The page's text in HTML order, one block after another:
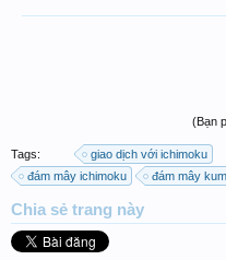
(Bạn
Tags: giao dịch với ichimoku
đám mây ichimoku
đám mây
Chia sẻ trang này